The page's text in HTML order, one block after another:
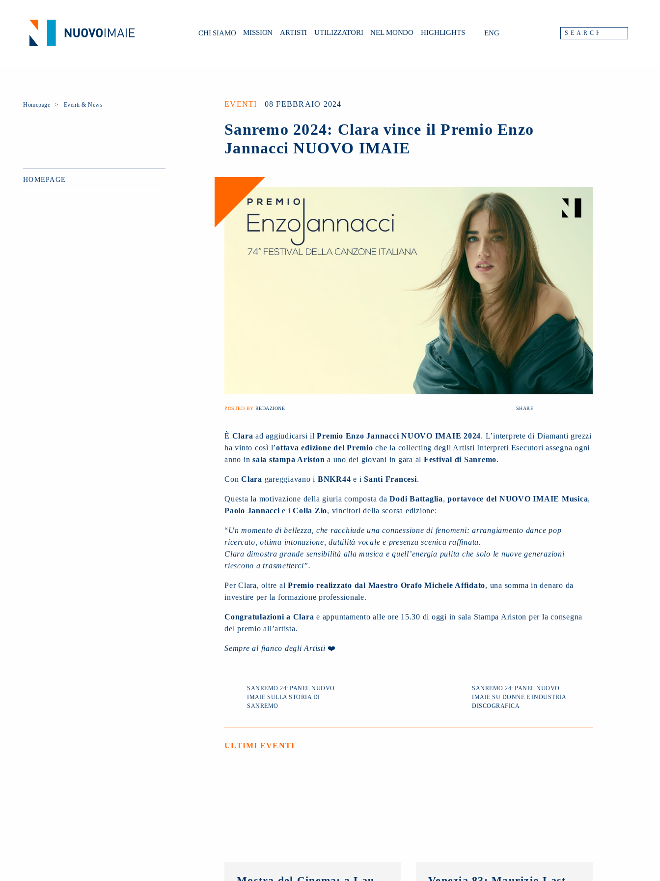
CHI SIAMO MISSION ARTISTI UTILIZZATORI NEL MONDO HIGHLIGHTS ENG
Homepage Eventi & News
HOMEPAGE
EVENTI 08 FEBBRAIO 2024
Sanremo 2024: Clara vince il Premio Enzo
Jannacci NUOVO IMAIE
POSTED BY REDAZIONE SHARE
È Clara ad aggiudicarsi ilPremio Enzo Jannacci NUOVO IMAIE 2024. L’interprete di Diamanti grezzi
ha vinto così l’ottava edizione del Premio che la collecting degli Artisti Interpreti Esecutori assegna ogni
anno in sala stampa Ariston a uno dei giovani in gara al Festival di Sanremo.
Con Clara gareggiavano i BNKR44 e i Santi Francesi.
Questa la motivazione della giuria composta daDodi Battaglia,portavoce del NUOVO IMAIE Musica,
Paolo Jannacci e iColla Zio, vincitori della scorsa edizione:
“Un momento di bellezza, che racchiude una connessione di fenomeni: arrangiamento dance pop
ricercato, ottima intonazione, duttilità vocale e presenza scenica raffinata.
Clara dimostra grande sensibilità alla musica e quell’energia pulita che solo le nuove generazioni
riescono a trasmetterci”.
Per Clara, oltre al Premio realizzato dal Maestro Orafo Michele Affidato, una somma in denaro da
investire per la formazione professionale.
Congratulazioni a Clara e appuntamento alle ore 15.30 di oggi in sala Stampa Ariston per la consegna
del premio all’artista.
Sempre al fianco degli Artisti ❤️
SANREMO 24: PANEL NUOVO
IMAIE SULLA STORIA DI
SANREMO
SANREMO 24: PANEL NUOVO
IMAIE SU DONNE E INDUSTRIA
DISCOGRAFICA
ULTIMI EVENTI